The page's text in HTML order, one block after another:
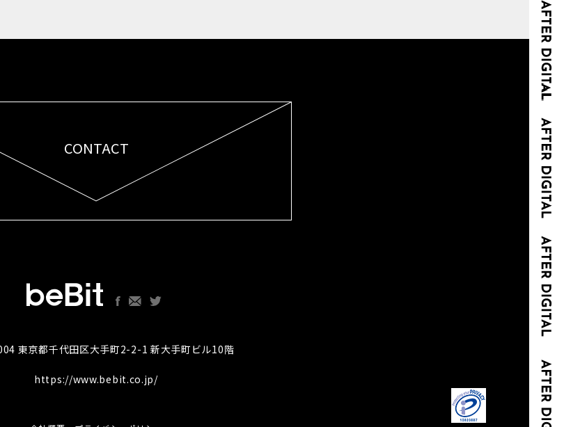
お問い合わせはこちら
CONTACT
東京都千代田区大手町2-2-1 新大手町ビル10階
https://www.bebit.co.jp/